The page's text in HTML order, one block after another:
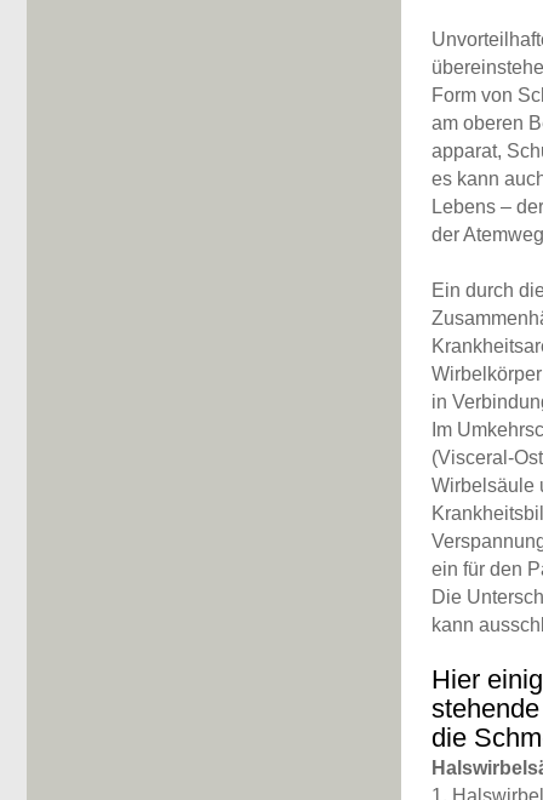
Form von
am oberen
apparat,
es kann
Lebens –
der
Ein durch
Wirbelkörper
in
Im
(Visceral-
Wirbelsäule
ein für den
Die
kann
Hier
die
1.